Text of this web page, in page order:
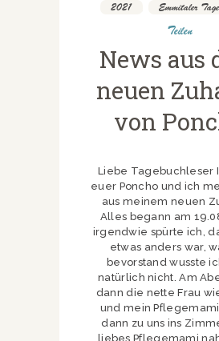
2021 Emmitaler
Teilen
News aus
neuen
von
Liebe Tagebuchleser
euer Poncho und ich
aus meinem neuen
Alles begann am
irgendwie spürte ich,
etwas anders war,
bevorstand wusste
natürlich nicht. Am
dann die nette Frau
und mein
dann zu uns ins
liebes Pflegemami